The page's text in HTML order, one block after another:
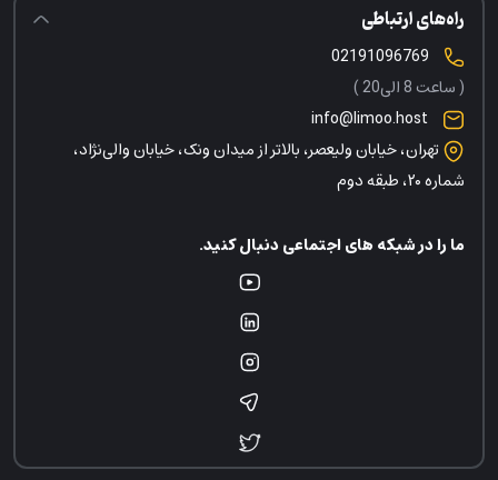
راه‌های ارتباطی
( ساعت 8 الی20 )
info@limoo.host
تهران، خیابان ولیعصر، بالاتر از میدان ونک، خیابان والی‌نژاد،
شماره ۲۰، طبقه دوم
ما را در شبکه های اجتماعی دنبال کنید.